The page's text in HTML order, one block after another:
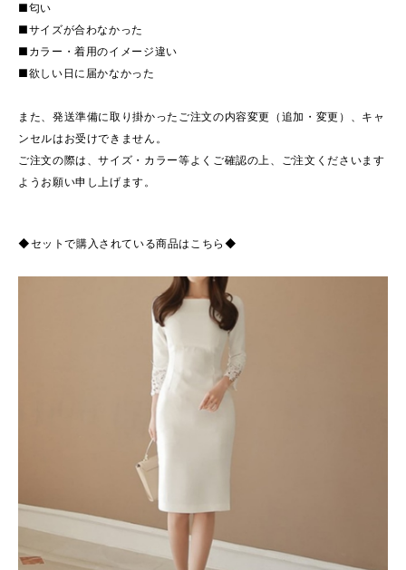
■匂い
■サイズが合わなかった
■カラー・着用のイメージ違い
■欲しい日に届かなかった
また、発送準備に取り掛かったご注文の内容変更（追加・変更）、キャ
ンセルはお受けできません。
ご注文の際は、サイズ・カラー等よくご確認の上、ご注文くださいます
ようお願い申し上げます。
◆セットで購入されている商品はこちら◆